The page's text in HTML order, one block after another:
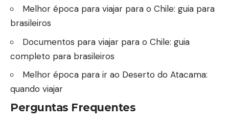
Melhor época para viajar para o Chile: guia para
brasileiros
Documentos para viajar para o Chile: guia
completo para brasileiros
Melhor época para ir ao Deserto do Atacama:
quando viajar
Perguntas Frequentes